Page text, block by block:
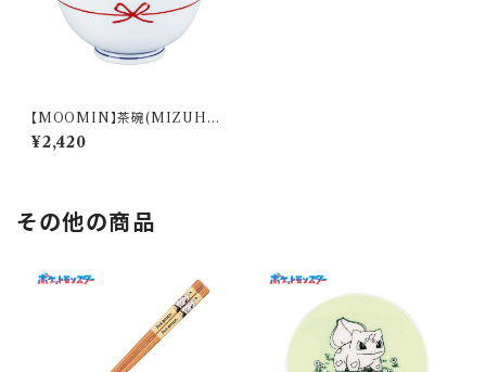
【MOOMIN】茶碗(MIZUHI
KI)【MM20000】MM20005
-351
¥2,420
その他の商品